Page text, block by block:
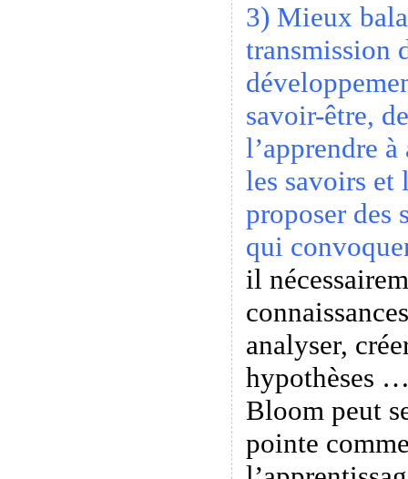
3) Mieux
transmission
savoir-être,
l’apprendre
les savoirs et
proposer des
qui
il
analyser,
hypothèses
Bloom peut
pointe